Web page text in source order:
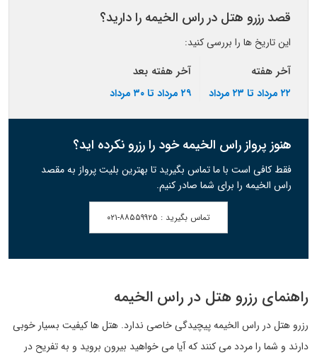
قصد رزرو هتل در راس الخیمه را دارید؟
این تاریخ ها را بررسی کنید:
آخر هفته
۲۲ مرداد تا ۲۳ مرداد
آخر هفته بعد
۲۹ مرداد تا ۳۰ مرداد
هنوز پرواز راس الخیمه خود را رزرو نکرده اید؟
فقط کافی است با ما تماس بگیرید تا بهترین بلیت پرواز به مقصد
راس الخیمه را برای شما صادر کنیم.
تماس بگیرید : ۰۲۱-۸۸۵۵۹۹۲۵
راهنمای رزرو هتل در راس الخیمه
رزرو هتل در راس الخیمه پیچیدگی خاصی ندارد. هتل ها کیفیت بسیار خوبی
دارند و شما را مردد می کنند که آیا می خواهید بیرون بروید و به تفریح در